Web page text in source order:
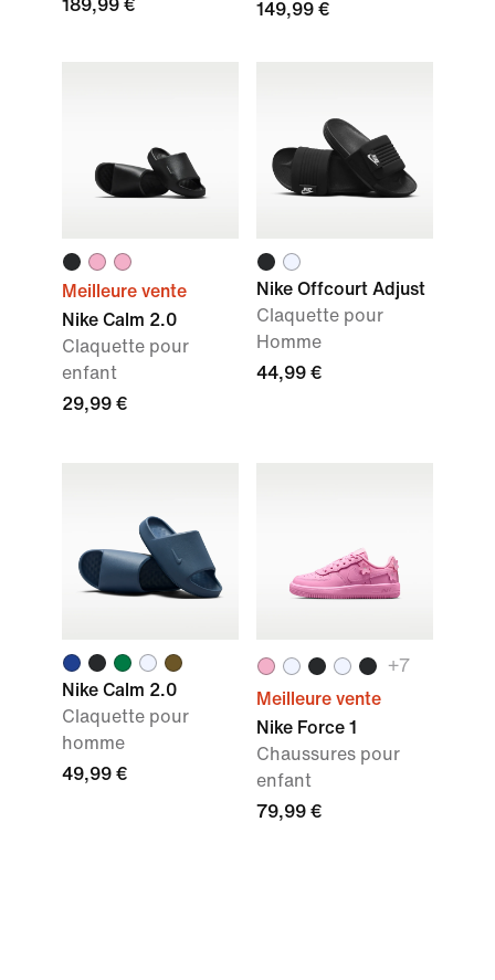
189,99 €
149,99 €
Meilleure vente
Nike Calm 2.0
Claquette pour
enfant
29,99 €
Nike Offcourt Adjust
Claquette pour
Homme
44,99 €
Nike Calm 2.0
Claquette pour
homme
49,99 €
+7
Meilleure vente
Nike Force 1
Chaussures pour
enfant
79,99 €